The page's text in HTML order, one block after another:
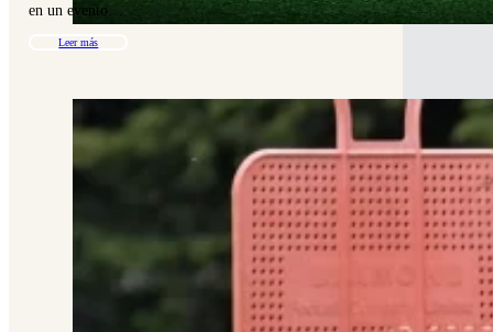
en un evento…
Leer más